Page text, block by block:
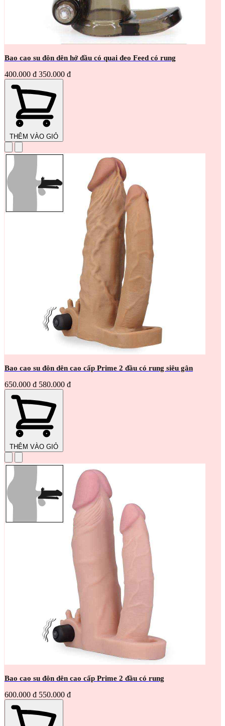
Bao cao su đôn dên hở đầu có quai đeo Feed có rung
400.000 đ 350.000 đ
THÊM VÀO GIỎ
Bao cao su đôn dên cao cấp Prime 2 đầu có rung siêu gân
650.000 đ 580.000 đ
THÊM VÀO GIỎ
Bao cao su đôn dên cao cấp Prime 2 đầu có rung
600.000 đ 550.000 đ